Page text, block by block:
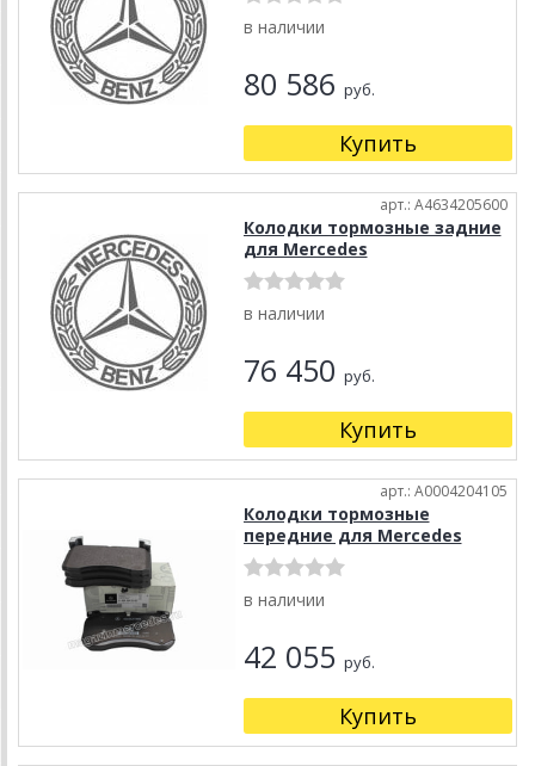
в наличии
80 586 руб.
Купить
арт.: A4634205600
Колодки тормозные задние
для Mercedes
в наличии
76 450 руб.
Купить
арт.: A0004204105
Колодки тормозные
передние для Mercedes
в наличии
42 055 руб.
Купить